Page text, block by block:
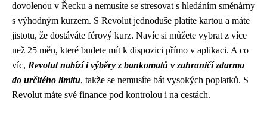
dovolenou v Řecku a nemusíte se stresovat s hledáním směnárny
s výhodným kurzem. S Revolut jednoduše platíte kartou a máte
jistotu, že dostáváte férový kurz. Navíc si můžete vybrat z více
než 25 měn, které budete mít k dispozici přímo v aplikaci. A co
víc, Revolut nabízí i výběry z bankomatů v zahraničí zdarma
do určitého limitu, takže se nemusíte bát vysokých poplatků. S
Revolut máte své finance pod kontrolou i na cestách.